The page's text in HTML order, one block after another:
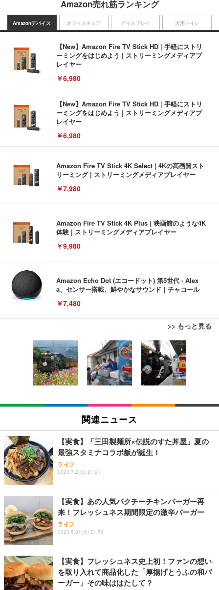
Amazon売れ筋ランキング
Amazonデバイス
【New】Amazon Fire TV Stick HD | 手軽にストリ
ーミングをはじめよう | ストリーミングメディアプ
レイヤー
￥6,980
【New】Amazon Fire TV Stick HD | 手軽にストリ
ーミングをはじめよう | ストリーミングメディアプ
レイヤー
￥6,980
Amazon Fire TV Stick 4K Select | 4Kの高画質スト
リーミング | ストリーミングメディアプレイヤー
￥7,980
Amazon Fire TV Stick 4K Plus | 映画館のような4K
体験 | ストリーミングメディアプレイヤー
￥9,980
Amazon Echo Dot (エコードット) 第5世代 - Alex
a、センサー搭載、鮮やかなサウンド｜チャコール
￥7,480
>> もっと見る
オフィスチェア
[EdoErgo] オフィスチェア 椅子 テレワーク 疲れな
い 跳ね上げ式アームレスト コンパクト 約105度ロッ
キング pc 事務椅子 360度回転 座面昇降 強化ナイロ
ン樹脂ベース 通気性メッシュ 在宅ワーク H-WY01
(黒網+黒枠+黒足)
￥5,699
SIHOO B100 オフィスチェア／デスクチェア メッシ
ュチェア 人間工学 疲れない ブラック
￥27,999
Sezlife オフィスチェア デスクチェア 疲れない テレ
ワーク チェア 強化バックレスト 30度ロッキング機
能 人間工学 椅子 腰サポート 90度跳ね上げ式アーム
ョン PCチェア 通気性メッシュ ゲーミング/勉強/事
務用 おしゃれ パソコンチェア (ブラック)
Sezlife オフィスチェア デスクチェア 疲れない テレ
ワーク チェア 強化バックレスト 30度ロッキング機
能 人間工学 椅子 腰サポート 90度跳ね上げ式アーム
務用 おしゃれ パソコンチェア (ホワイト)
ANDWINT オフィスチェア デスクチェア 肘なし メ
ッシュ 通気性 ランバーサポート付き 腰サポート ガ
ディスプレイ
EIZO ビジネス向けプレミアムモニター | FlexScan
EV3240X-WT | 31.5型4K UHD・USB Type-C・ホワ
イト
￥105,595
EIZO ビジネス向けプレミアムモニター | FlexScan
【純正品】27"ゲーミングモニター DualSense 充電
フック付き（CFI-ZDM1J）
【整備済み品】Dell E2724HS 27インチ 液晶モニタ
ー フルHD（1920×1080）VA 非光沢 HDMI/DisplayP
ort/VGA スピーカー内蔵 高さ調整 スイベル VESA対
【MiniLED/24.5inch/280Hz/FHD】GRAPHT THE S
HOOTER Gaming Monitor 24” Essential ゲーミン
犬用トイレ
Amazonベーシック ペットシーツ 薄型 レギュラー 1
回使い捨て 無香料 ホワイト 300枚
￥3,373
Amazonベーシック ペットシーツ 厚型 ワイド 42枚
x2袋(84枚) ホワイト(吸収面:ライトブルー)
￥3,234
ネオ・ルーライフ ネオ・オムツ L 中型犬用 26枚入
り 単品
Smart Basic(スマートベーシック) 【Amazon.co.jp
限定】 Smart Basic アイリスオーヤマ ペットシーツ
超厚型 お徳用 ワイド 100枚入 (x 1) (ケース販売)
アイリスオーヤマ ペットシーツ 超厚型 お徳用 レギ
ュラー 200枚入【Amazon.co.jp限定】
関連ニュース
【実食】「三田製麺所×伝説のすた丼屋」夏の
最強スタミナコラボ飯が誕生！
ライフ
2023.7.2(日) 21:21
【実食】あの人気パクチーチキンバーガー再
来！フレッシュネス期間限定の激辛バーガー
ライフ
2023.5.31(水) 21:56
【実食】フレッシュネス史上初！ファンの想い
を取り入れて商品化した「厚揚げとうふの和バ
ーガー」その味ははたして？